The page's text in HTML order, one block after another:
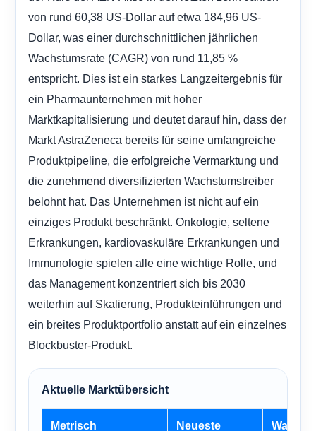
von rund 60,38 US-Dollar auf etwa 184,96 US-
Dollar, was einer durchschnittlichen jährlichen
Wachstumsrate (CAGR) von rund 11,85 %
entspricht. Dies ist ein starkes Langzeitergebnis für
ein Pharmaunternehmen mit hoher
Marktkapitalisierung und deutet darauf hin, dass der
Markt AstraZeneca bereits für seine umfangreiche
Produktpipeline, die erfolgreiche Vermarktung und
die zunehmend diversifizierten Wachstumstreiber
belohnt hat. Das Unternehmen ist nicht auf ein
einziges Produkt beschränkt. Onkologie, seltene
Erkrankungen, kardiovaskuläre Erkrankungen und
Immunologie spielen alle eine wichtige Rolle, und
das Management konzentriert sich bis 2030
weiterhin auf Skalierung, Produkteinführungen und
ein breites Produktportfolio anstatt auf ein einzelnes
Blockbuster-Produkt.
Aktuelle Marktübersicht
Metrisch
Neueste
Warum